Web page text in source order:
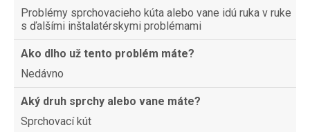
Problémy sprchovacieho kúta alebo vane idú ruka v ruke
s ďalšími inštalatérskymi problémami
Ako dlho už tento problém máte?
Nedávno
Aký druh sprchy alebo vane máte?
Sprchovací kút